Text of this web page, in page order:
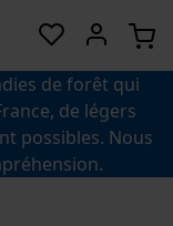
de forêt qui
de légers
possibles. Nous